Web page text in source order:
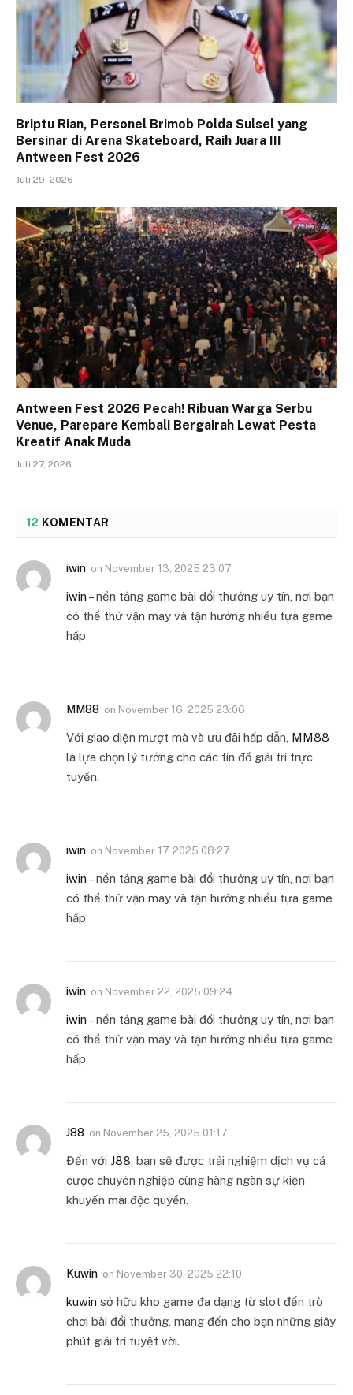
Briptu Rian, Personel Brimob Polda Sulsel yang
Bersinar di Arena Skateboard, Raih Juara III
Antween Fest 2026
Juli 29, 2026
Antween Fest 2026 Pecah! Ribuan Warga Serbu
Venue, Parepare Kembali Bergairah Lewat Pesta
Kreatif Anak Muda
Juli 27, 2026
12 KOMENTAR
iwin on November 13, 2025 23:07
iwin – nền tảng game bài đổi thưởng uy tín, nơi bạn
có thể thử vận may và tận hưởng nhiều tựa game
hấp
MM88 on November 16, 2025 23:06
Với giao diện mượt mà và ưu đãi hấp dẫn, MM88
là lựa chọn lý tưởng cho các tín đồ giải trí trực
tuyến.
iwin on November 17, 2025 08:27
iwin – nền tảng game bài đổi thưởng uy tín, nơi bạn
có thể thử vận may và tận hưởng nhiều tựa game
hấp
iwin on November 22, 2025 09:24
iwin – nền tảng game bài đổi thưởng uy tín, nơi bạn
có thể thử vận may và tận hưởng nhiều tựa game
hấp
J88 on November 25, 2025 01:17
Đến với J88, bạn sẽ được trải nghiệm dịch vụ cá
cược chuyên nghiệp cùng hàng ngàn sự kiện
khuyến mãi độc quyền.
Kuwin on November 30, 2025 22:10
kuwin sở hữu kho game đa dạng từ slot đến trò
chơi bài đổi thưởng, mang đến cho bạn những giây
phút giải trí tuyệt vời.